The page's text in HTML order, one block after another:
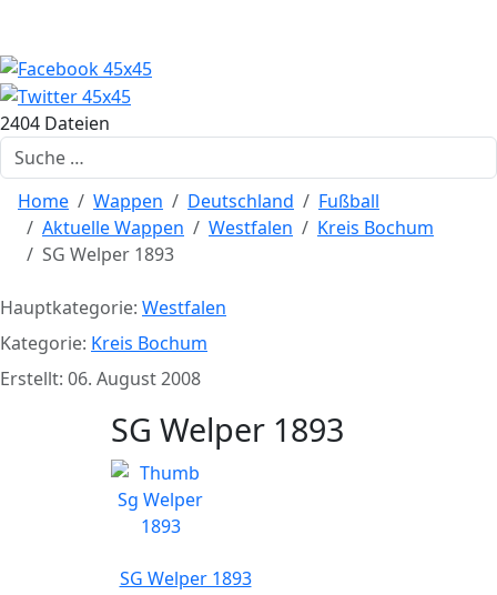
2404 Dateien
Suchen
Home Wappen Deutschland
Fußball
Aktuelle Wappen
Westfalen
Kreis Bochum
SG Welper 1893
Hauptkategorie: Westfalen
Kategorie: Kreis Bochum
Erstellt: 06. August 2008
SG Welper 1893
SG Welper 1893